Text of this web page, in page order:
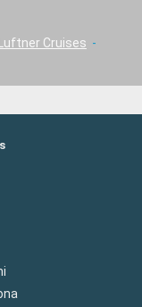
Luftner Cruises